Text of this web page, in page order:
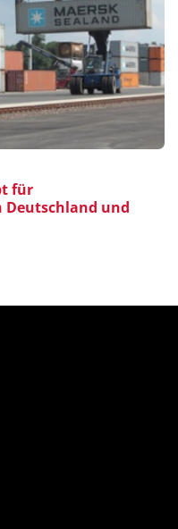
für
Deutschland und